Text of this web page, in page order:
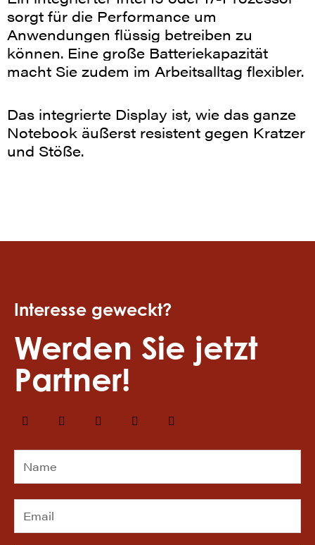
sorgt für die Performance um
Anwendungen flüssig betreiben zu
können. Eine große Batteriekapazität
macht Sie zudem im Arbeitsalltag flexibler.
Das integrierte Display ist, wie das ganze
Notebook äußerst resistent gegen Kratzer
und Stöße.
Interesse geweckt?
Werden Sie jetzt
Partner!